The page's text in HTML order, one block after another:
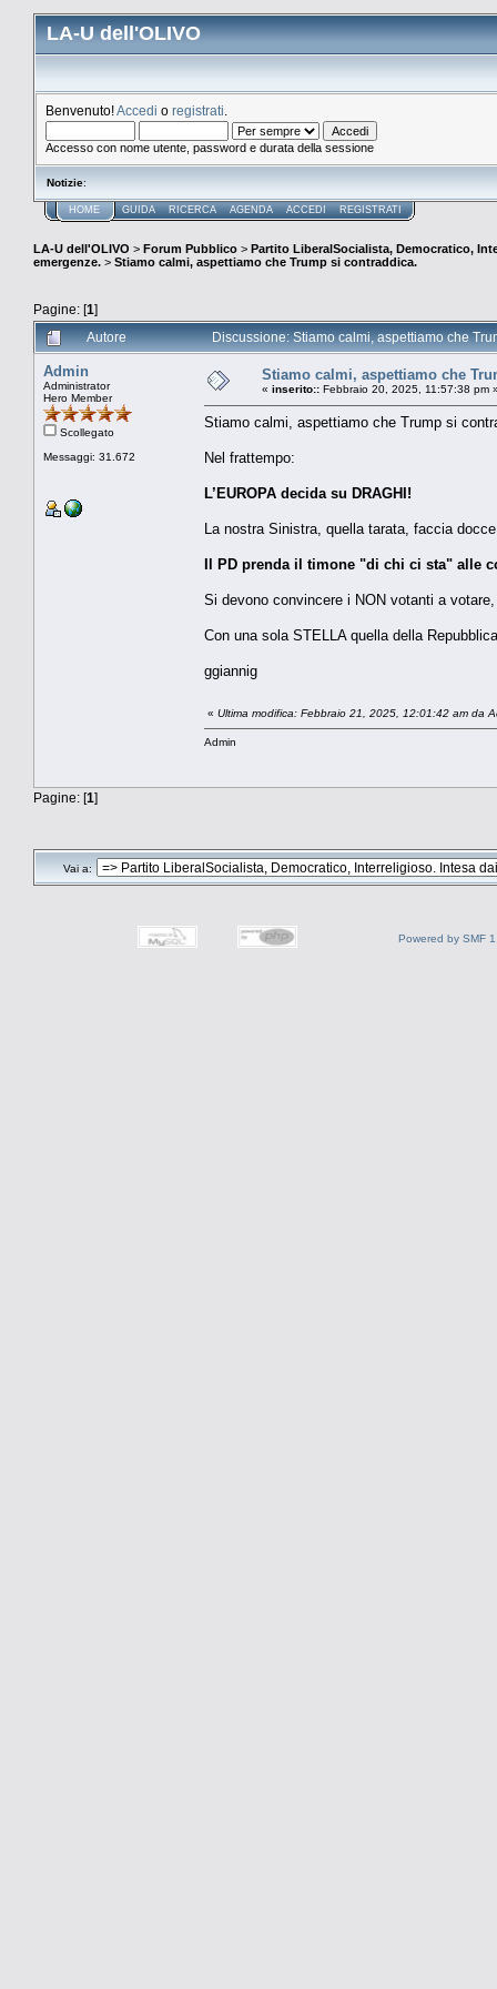
LA-U dell'OLIVO
Benvenuto!Accedi o registrati
Accesso con nome utente, password e durata della sessione
Notizie:
HOME GUIDA RICERCA AGENDA ACCEDI REGISTRATI
LA-U dell'OLIVO > Forum Pubblico > Partito LiberalSocialista, Democratico,
emergenze. > Stiamo calmi, aspettiamo che Trump si contraddica.
Pagine: [1]
Autore
Discussione: Stiamo calmi, aspettiamo che
Admin
Administrator
Hero Member
Scollegato
Messaggi: 31.672
Stiamo calmi, aspettiamo che
« inserito:: Febbraio 20, 2025, 11:57:38 pm
Stiamo calmi, aspettiamo che Trump si
Nel frattempo:
L’EUROPA decida su DRAGHI!
La nostra Sinistra, quella tarata, faccia
Il PD prenda il timone "di chi ci sta" alle
Si devono convincere i NON votanti a
Con una sola STELLA quella della
ggiannig
« Ultima modifica: Febbraio 21, 2025, 12:01:42 am da
Admin
Pagine: [1]
Vai a:
Powered by SMF